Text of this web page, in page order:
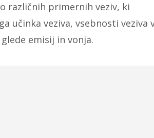
različnih primernih veziv, ki
učinka veziva, vsebnosti veziva
emisij in vonja.